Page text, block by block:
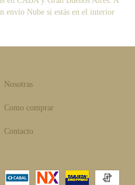
envío Nube si estás en el interior
Nosotras
Como comprar
Contacto